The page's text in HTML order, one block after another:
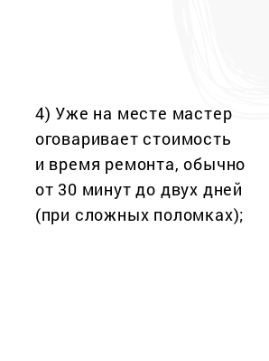
4) Уже на месте мастер
оговаривает стоимость
и время ремонта, обычно
от 30 минут до двух дней
(при сложных поломках);